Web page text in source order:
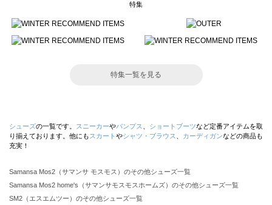
特集
特集一覧を見る
シューズの一覧です。 スニーカーやパンプス ショートブーツなど定番アイテムを取
り揃えております。他にも スカート やシャツ・ブラウス カーディガンなどの商品も
充実！
Samansa Mos2（サマンサ モスモス）のその他シューズ一覧
Samansa Mos2 home's（サマンサモスモスホームズ）のその他シューズ一覧
SM2（エスエムツー）のその他シューズ一覧